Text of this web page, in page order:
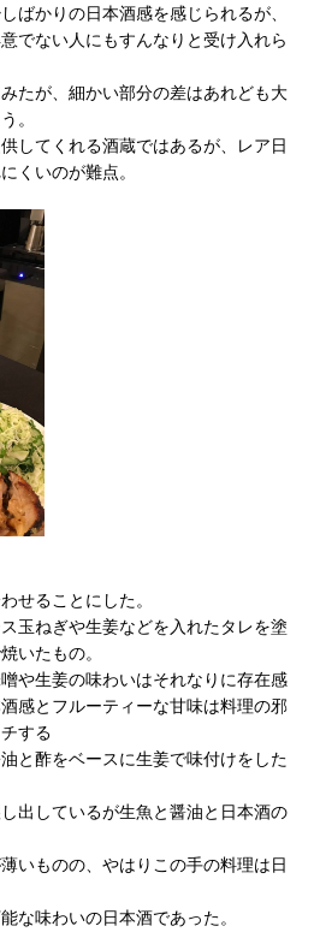
ばかりの日本酒感を感じられるが、
でない人にもすんなりと受け入れら
たが、細かい部分の差はあれども大
。
してくれる酒蔵ではあるが、レア日
くいのが難点。
せることにした。
玉ねぎや生姜などを入れたタレを塗
いたもの。
や生姜の味わいはそれなりに存在感
感とフルーティーな甘味は料理の邪
する
と酢をベースに生姜で味付けをした
出しているが生魚と醤油と日本酒の
いものの、やはりこの手の料理は日
な味わいの日本酒であった。